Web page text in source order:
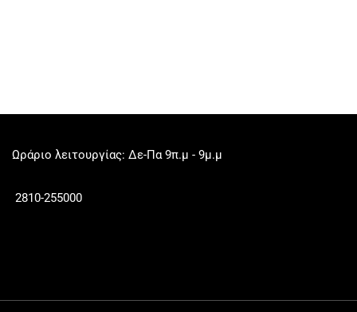
Ωράριο λειτουργίας: Δε-Πα 9π.μ - 9μ.μ
2810-255000